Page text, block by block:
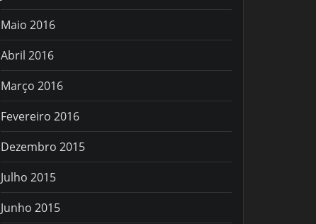
Maio 2016
Abril 2016
Março 2016
Fevereiro 2016
Dezembro 2015
Julho 2015
Junho 2015